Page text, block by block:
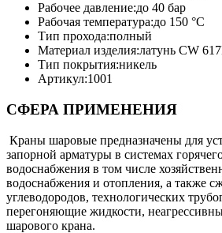
Рабочее давление:до 40 бар
Рабочая температура:до 150 °C
Тип прохода:полный
Материал изделия:латунь CW
Тип покрытия:никель
Артикул:1001
СФЕРА ПРИМЕНЕНИЯ
Краны шаровые предназначены для
запорной арматуры в системах
водоснабжения в том числе
водоснабжения и отопления, а также
углеводородов, технологических
перегоняющие жидкости,
шарового крана.